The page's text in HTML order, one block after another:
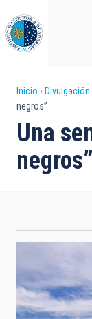
al
contenido
principal
enlaces
de
ayuda
Inicio Divulgación
negros”
Una
negros”